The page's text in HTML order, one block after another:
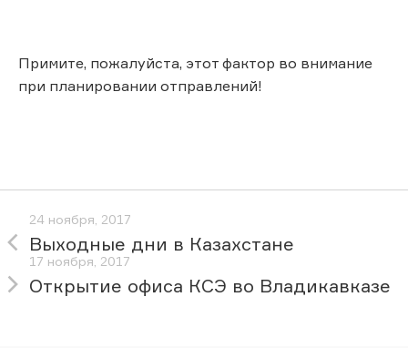
Примите, пожалуйста, этот фактор во внимание
при планировании отправлений!
24 ноября, 2017
Выходные дни в Казахстане
17 ноября, 2017
Открытие офиса КСЭ во Владикавказе